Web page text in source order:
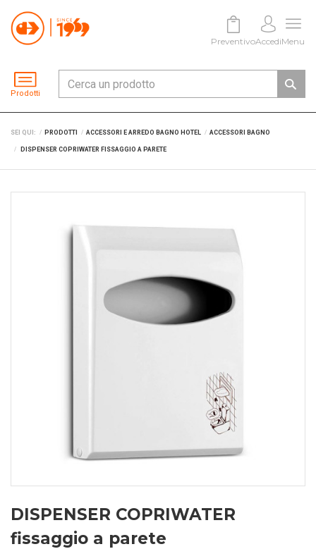
Prodotti
PreventivoAccediMenu
SEI QUI: PRODOTTI ACCESSORI E ARREDO BAGNO HOTEL ACCESSORI BAGNO
DISPENSER COPRIWATER FISSAGGIO A PARETE
DISPENSER COPRIWATER
fissaggio a parete